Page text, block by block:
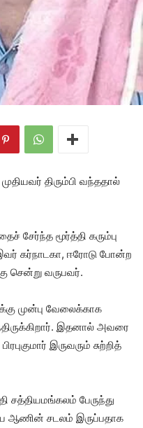
திரும்பி வந்ததால்
சேர்ந்த மூர்த்தி கரும்பு
கர்நாடகா, ஈரோடு போன்ற
சென்று வருபவர்.
முன்பு வேலைக்காக
இதனால் அவரை
இருவரும் சுற்றித்
சத்தியமங்கலம் பேருந்து
ஆணின் சடலம் இருப்பதாக